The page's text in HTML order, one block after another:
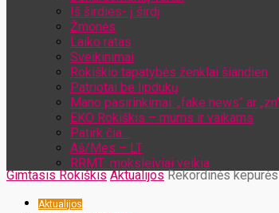
Iš širdies- į širdį
Žmonės
Laiko ratas
Sveikinimai
Rokiškio tapatybės ženklai šiandien
Patriotai be lipdukų
Mano pasirinkimai: „fake news“ ar
EKO Rokiškis – mums ir vaikams
Patirk čia…
Aš/Mes – LT
RRMT: moksleiviai veikia
Gimtasis Rokiškis Aktualijos Rekordinės
Aktualijos